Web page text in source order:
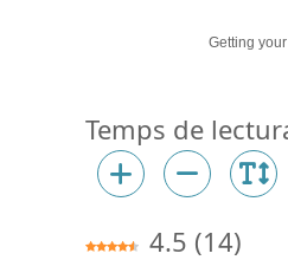
Getting your
4.5 (14)